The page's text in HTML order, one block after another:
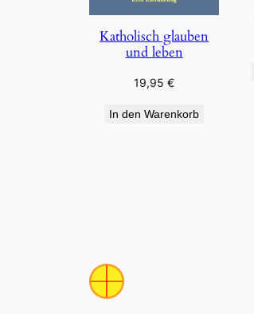
Katholisch glauben
und leben
19,95€
In den Warenkorb